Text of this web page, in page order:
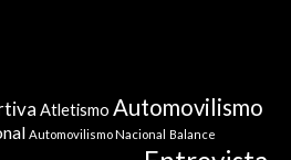
Atletismo Automovilismo
Automovilismo Nacional Balance